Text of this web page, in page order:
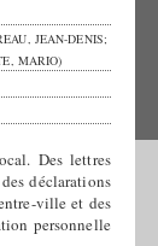
JEAN-DENIS;
MARIO)
Des lettres
déclarations
ville et des
personnelle